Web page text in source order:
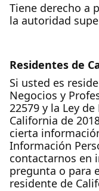
Tiene derecho a
la autoridad
Residentes de
Si usted es
Negocios y
22579 y la Ley
California de
cierta
Información
contactarnos en
pregunta o para
residente de